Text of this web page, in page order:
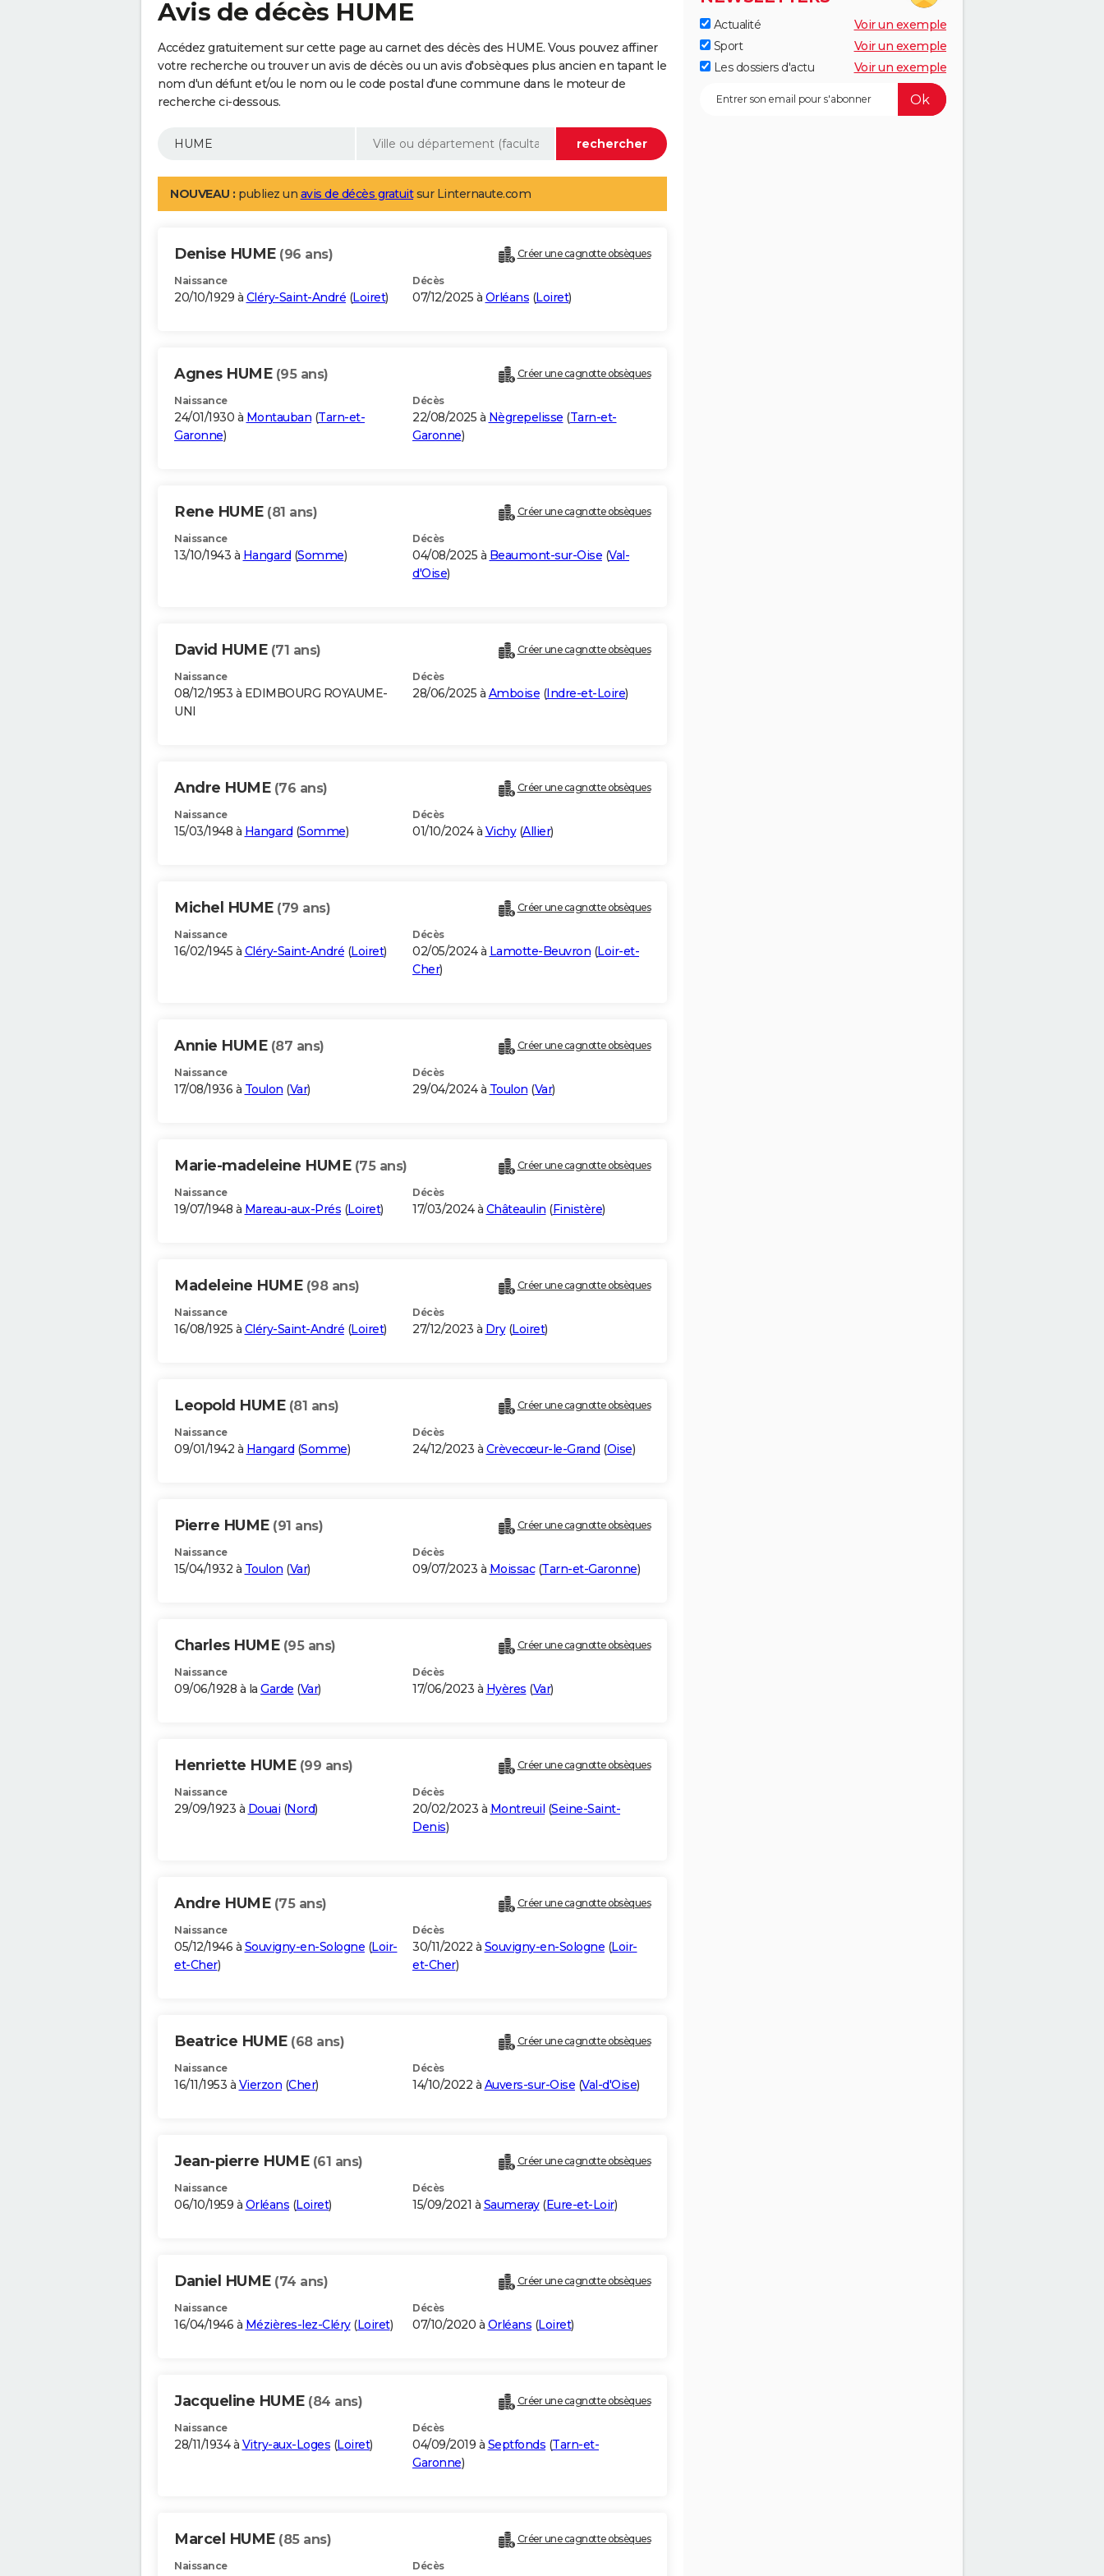
Avis de décès HUME
Accédez gratuitement sur cette page au carnet des décès des HUME. Vous pouvez affiner
votre recherche ou trouver un avis de décès ou un avis d'obsèques plus ancien en tapant le
nom d'un défunt et/ou le nom ou le code postal d'une commune dans le moteur de
recherche ci-dessous.
NOUVEAU : publiez un avis de décès gratuitsur Linternaute.com
Denise HUME (96 ans) Créer une cagnotte obsèques
Naissance
20/10/1929 à Cléry-Saint-André (Loiret)
Décès
07/12/2025 à Orléans (Loiret)
Agnes HUME (95 ans) Créer une cagnotte obsèques
Naissance
24/01/1930 à Montauban (Tarn-et-
Garonne)
Décès
22/08/2025 à Nègrepelisse (Tarn-et-
Garonne)
Rene HUME (81 ans) Créer une cagnotte obsèques
Naissance
13/10/1943 à Hangard (Somme)
Décès
04/08/2025 à Beaumont-sur-Oise (Val-
d'Oise)
David HUME (71 ans) Créer une cagnotte obsèques
Naissance
08/12/1953 à EDIMBOURG ROYAUME-
UNI
Décès
28/06/2025 à Amboise (Indre-et-Loire)
Andre HUME (76 ans) Créer une cagnotte obsèques
Naissance
15/03/1948 à Hangard (Somme)
Décès
01/10/2024 à Vichy(Allier)
Michel HUME (79 ans) Créer une cagnotte obsèques
Naissance
16/02/1945 à Cléry-Saint-André (Loiret)
Décès
02/05/2024 à Lamotte-Beuvron (Loir-et-
Cher)
Annie HUME (87 ans) Créer une cagnotte obsèques
Naissance
17/08/1936 à Toulon (Var)
Décès
29/04/2024 à Toulon (Var)
Marie-madeleine HUME (75 ans) Créer une cagnotte obsèques
Naissance
19/07/1948 à Mareau-aux-Prés (Loiret)
Décès
17/03/2024 à Châteaulin (Finistère)
Madeleine HUME (98 ans) Créer une cagnotte obsèques
Naissance
16/08/1925 à Cléry-Saint-André (Loiret)
Décès
27/12/2023 à Dry(Loiret)
Leopold HUME (81 ans) Créer une cagnotte obsèques
Naissance
09/01/1942 à Hangard (Somme)
Décès
24/12/2023 à Crèvecœur-le-Grand (Oise)
Pierre HUME (91 ans) Créer une cagnotte obsèques
Naissance
15/04/1932 à Toulon (Var)
Décès
09/07/2023 à Moissac(Tarn-et-Garonne)
Charles HUME (95 ans) Créer une cagnotte obsèques
Naissance
09/06/1928 à la Garde (Var)
Décès
17/06/2023 à Hyères (Var)
Henriette HUME (99 ans) Créer une cagnotte obsèques
Naissance
29/09/1923 à Douai (Nord)
Décès
20/02/2023 à Montreuil (Seine-Saint-
Denis)
Andre HUME (75 ans) Créer une cagnotte obsèques
Naissance
05/12/1946 à Souvigny-en-Sologne (Loir-
et-Cher)
Décès
30/11/2022 à Souvigny-en-Sologne (Loir-
et-Cher)
Beatrice HUME (68 ans) Créer une cagnotte obsèques
Naissance
16/11/1953 à Vierzon (Cher)
Décès
14/10/2022 à Auvers-sur-Oise (Val-d'Oise)
Jean-pierre HUME (61 ans) Créer une cagnotte obsèques
Naissance
06/10/1959 à Orléans (Loiret)
Décès
15/09/2021 à Saumeray(Eure-et-Loir)
Daniel HUME (74 ans) Créer une cagnotte obsèques
Naissance
16/04/1946 à Mézières-lez-Cléry(Loiret)
Décès
07/10/2020 à Orléans (Loiret)
Jacqueline HUME (84 ans) Créer une cagnotte obsèques
Naissance
28/11/1934 à Vitry-aux-Loges (Loiret)
Décès
04/09/2019 à Septfonds (Tarn-et-
Garonne)
Marcel HUME (85 ans) Créer une cagnotte obsèques
Naissance Décès
Actualité
Voir un exemple
Sport
Voir un exemple
Les dossiers d'actu
Voir un exemple